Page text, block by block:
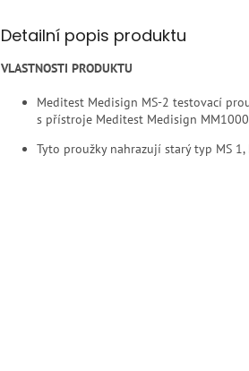
Detailní popis produktu
VLASTNOSTI PRODUKTU
Meditest Medisign MS-2 testovací
s přístroje Meditest Medisign
Tyto proužky nahrazují starý typ MS